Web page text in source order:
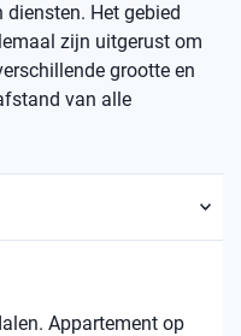
Het gebied
zijn uitgerust om
grootte en
van alle
Appartement op